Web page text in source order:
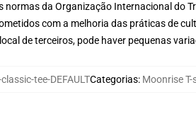
normas da Organização Internacional do
com a melhoria das práticas de
de terceiros, pode haver pequenas
tee-DEFAULTCategorias: Moonrise